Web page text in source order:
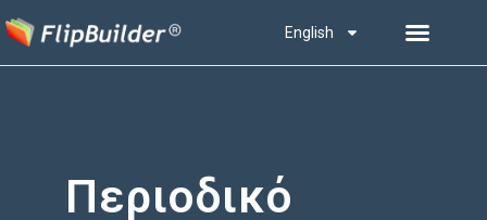
English
Περιοδικό